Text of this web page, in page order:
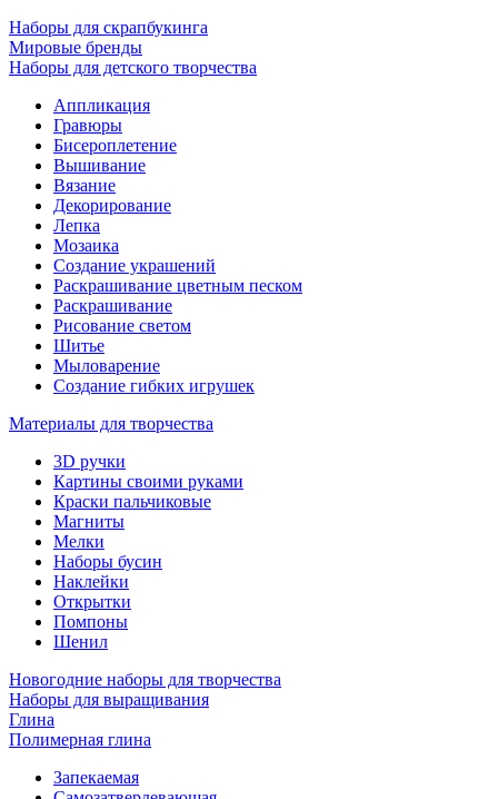
Наборы для скрапбукинга
Мировые бренды
Наборы для детского творчества
Аппликация
Гравюры
Бисероплетение
Вышивание
Вязание
Декорирование
Лепка
Мозаика
Создание украшений
Раскрашивание цветным песком
Раскрашивание
Рисование светом
Шитье
Мыловарение
Создание гибких игрушек
Материалы для творчества
3D ручки
Картины своими руками
Краски пальчиковые
Магниты
Мелки
Наборы бусин
Наклейки
Открытки
Помпоны
Шенил
Новогодние наборы для творчества
Наборы для выращивания
Глина
Полимерная глина
Запекаемая